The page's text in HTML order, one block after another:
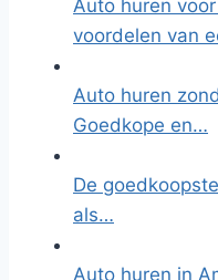
Auto huren
voordelen van
Auto huren
Goedkope en…
De
als…
Auto huren in